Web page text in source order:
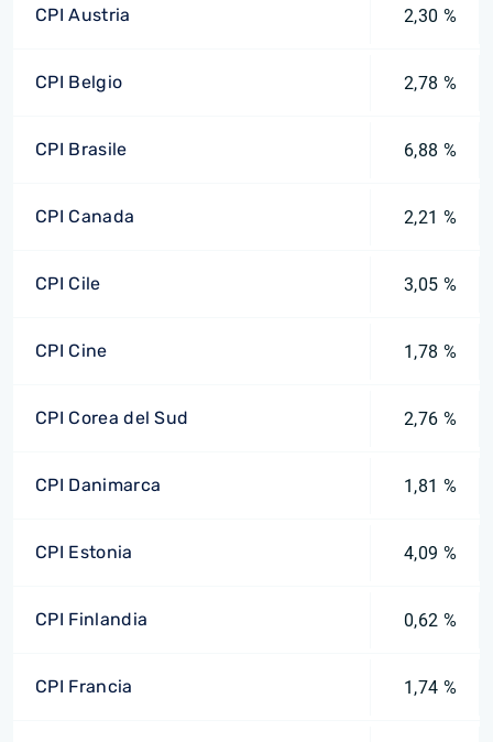
CPI Austria 2,30 %
CPI Belgio 2,78 %
CPI Brasile 6,88 %
CPI Canada 2,21 %
CPI Cile 3,05 %
CPI Cine 1,78 %
CPI Corea del Sud 2,76 %
CPI Danimarca 1,81 %
CPI Estonia 4,09 %
CPI Finlandia 0,62 %
CPI Francia 1,74 %